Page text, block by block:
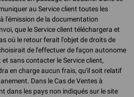
au Service client toutes les
l'émission de la documentation
que le Service client téléchargera et
où le retour ferait l'objet de droits de
de l'effectuer de façon autonome
sans contacter le Service client,
en charge aucun frais, qu'il soit relatif
Dans le Cas de Ventes à
dans les pays non indiqués sur le site